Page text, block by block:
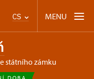
CS MENU
státního zámku